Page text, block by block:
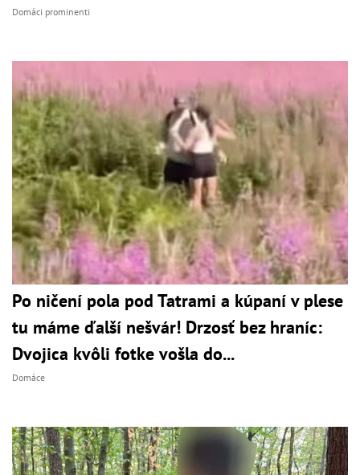
Domáci prominenti
Po ničení pola pod Tatrami a kúpaní v plese
tu máme ďalší nešvár! Drzosť bez hraníc:
Dvojica kvôli fotke vošla do...
Domáce